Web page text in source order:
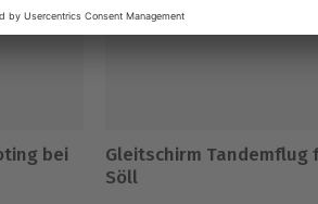
bei
Gleitschirm Tandemflug
Söll